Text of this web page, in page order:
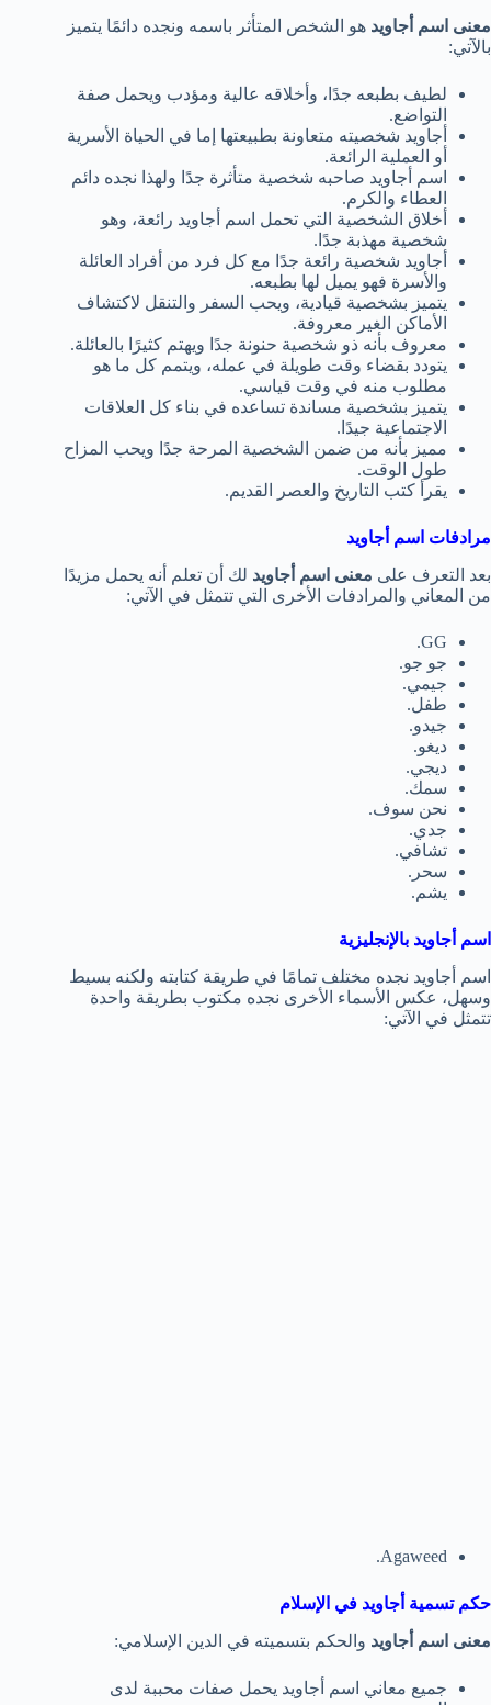
معنى اسم أجاويد هو الشخص المتأثر باسمه ونجده دائمًا يتميز
بالآتي:
لطيف بطبعه جدًا، وأخلاقه عالية ومؤدب ويحمل صفة
التواضع.
أجاويد شخصيته متعاونة بطبيعتها إما في الحياة الأسرية
أو العملية الرائعة.
اسم أجاويد صاحبه شخصية متأثرة جدًا ولهذا نجده دائم
العطاء والكرم.
أخلاق الشخصية التي تحمل اسم أجاويد رائعة، وهو
شخصية مهذبة جدًا.
أجاويد شخصية رائعة جدًا مع كل فرد من أفراد العائلة
والأسرة فهو يميل لها بطبعه.
يتميز بشخصية قيادية، ويحب السفر والتنقل لاكتشاف
الأماكن الغير معروفة.
معروف بأنه ذو شخصية حنونة جدًا ويهتم كثيرًا بالعائلة.
يتودد بقضاء وقت طويلة في عمله، ويتمم كل ما هو
مطلوب منه في وقت قياسي.
يتميز بشخصية مساندة تساعده في بناء كل العلاقات
الاجتماعية جيدًا.
مميز بأنه من ضمن الشخصية المرحة جدًا ويحب المزاح
طول الوقت.
يقرأ كتب التاريخ والعصر القديم.
مرادفات اسم أجاويد
بعد التعرف على معنى اسم أجاويد لك أن تعلم أنه يحمل مزيدًا
من المعاني والمرادفات الأخرى التي تتمثل في الآتي:
GG.
جو جو.
جيمي.
طفل.
جيدو.
ديغو.
ديجي.
سمك.
نحن سوف.
جدي.
تشافي.
سحر.
يشم.
اسم أجاويد بالإنجليزية
اسم أجاويد نجده مختلف تمامًا في طريقة كتابته ولكنه بسيط
وسهل، عكس الأسماء الأخرى نجده مكتوب بطريقة واحدة
تتمثل في الآتي:
Agaweed.
حكم تسمية أجاويد في الإسلام
معنى اسم أجاويد والحكم بتسميته في الدين الإسلامي:
جميع معاني اسم أجاويد يحمل صفات محببة لدى